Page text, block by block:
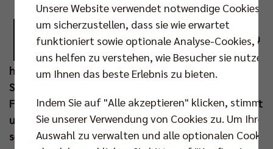
D
ie beiden besten deutschen Mannschaften
der laufenden Saison liefern sich den finalen
Showdown! Auch im Playoff-Finale 2025
heißt es BR Volleys vs. SVG Lüneburg. Am
Samstagabend haben die Niedersachsen den VfB
Friedrichshafen im fünften Halbfinale mit 3:1 besiegt
und damit erlebt der deutsche Volleyball erstmals
seit 2012 wieder ein anderes Finalduell als Berlin
Unsere Website verwendet notwendige Cookies,
um sicherzustellen, dass sie wie erwartet
funktioniert sowie optionale Analyse-Cookies, die
uns helfen zu verstehen, wie Besucher sie nutzen,
um Ihnen das beste Erlebnis zu bieten.
Indem Sie auf "Alle akzeptieren" klicken, stimmen
Sie unserer Verwendung von Cookies zu. Um Ihre
Auswahl zu verwalten und alle optionalen Cookies